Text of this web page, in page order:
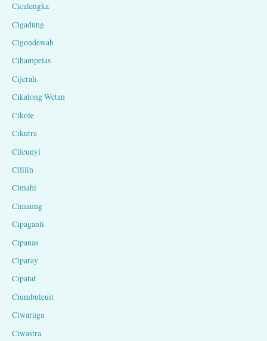
Cicalengka
Cigadung
Cigondewah
Cihampelas
Cijerah
Cikalong Wetan
Cikole
Cikutra
Cileunyi
Cililin
Cimahi
Cimaung
Cipaganti
Cipanas
Ciparay
Cipatat
Ciumbuleuit
Ciwaruga
Ciwastra